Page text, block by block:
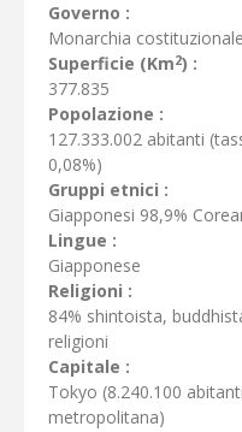
Governo :
Monarchia costituzionale
Superficie (Km2) :
377.835
Popolazione :
127.333.002 abitanti
0,08%)
Gruppi etnici :
Giapponesi 98,9%
Lingue :
Giapponese
Religioni :
84% shintoista,
religioni
Capitale :
Tokyo (8.240.100
metropolitana)